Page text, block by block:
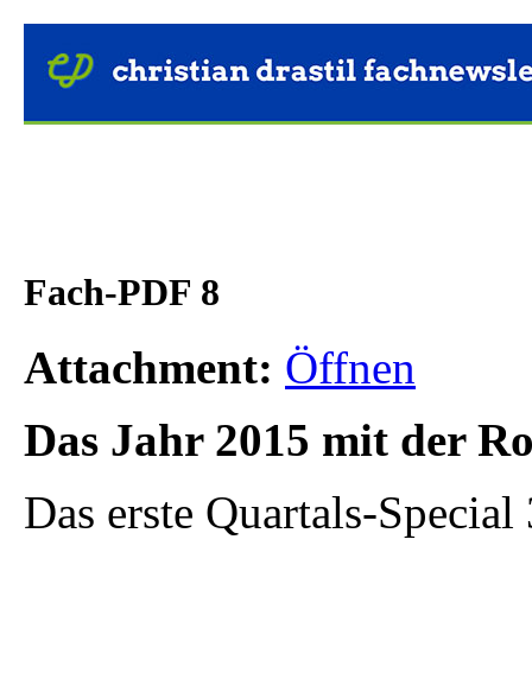
Fach-PDF 8
Attachment: Öffnen
Das Jahr 2015 mit der
Das erste Quartals-